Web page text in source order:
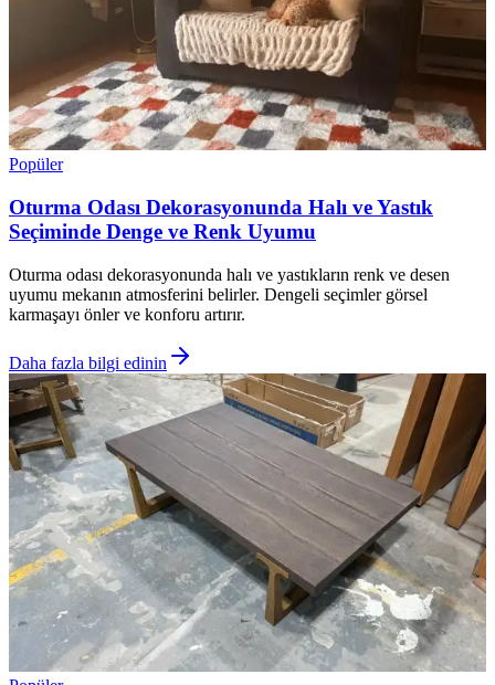
Popüler
Oturma Odası Dekorasyonunda Halı ve Yastık
Seçiminde Denge ve Renk Uyumu
Oturma odası dekorasyonunda halı ve yastıkların renk ve desen
uyumu mekanın atmosferini belirler. Dengeli seçimler görsel
karmaşayı önler ve konforu artırır.
Daha fazla bilgi edinin